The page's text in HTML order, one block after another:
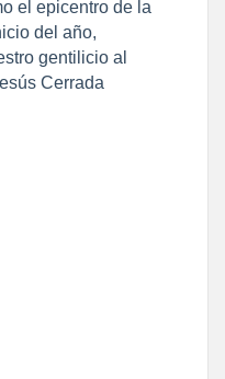
el epicentro de la
del año,
gentilicio al
Cerrada